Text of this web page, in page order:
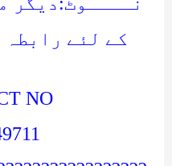
کے لئے
NO